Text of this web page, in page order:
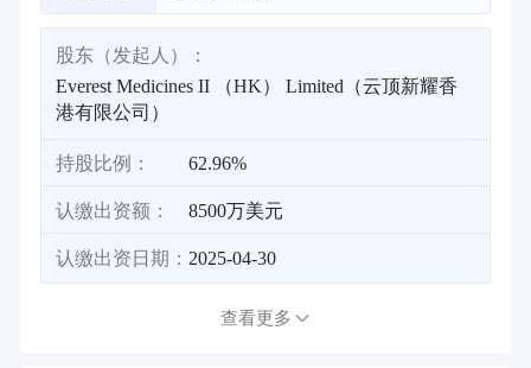
股东（发起人）：
Everest Medicines II （HK） Limited（云顶新耀香
港有限公司）
持股比例： 62.96%
认缴出资额： 8500万美元
认缴出资日期： 2025-04-30
查看更多